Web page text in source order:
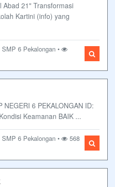
Abad 21" Transformasi
Kartini (info) yang
6 Pekalongan •
6 PEKALONGAN ID:
Keamanan BAIK ...
6 Pekalongan •
568